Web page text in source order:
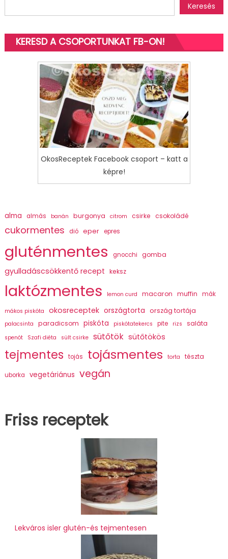
Keresés
KERESD A CSOPORTUNKAT FB-ON!
OkosReceptek Facebook csoport – katt a
képre!
alma almás banán burgonya citrom csirke csokoládé
cukormentes dió eper epres
gluténmentes gnocchi gomba
gyulladáscsökkentő recept keksz
laktózmentes lemon curd macaron muffin mák
mákos piskóta okosreceptek országtorta ország tortája
palacsinta paradicsom piskóta piskótatekercs pite rizs saláta
spenót Szafi diéta sült csirke sütőtök sütőtökös
tejmentes tojás tojásmentes torta tészta
uborka vegetáriánus vegán
Friss receptek
Lekváros isler glutén-és tejmentesen